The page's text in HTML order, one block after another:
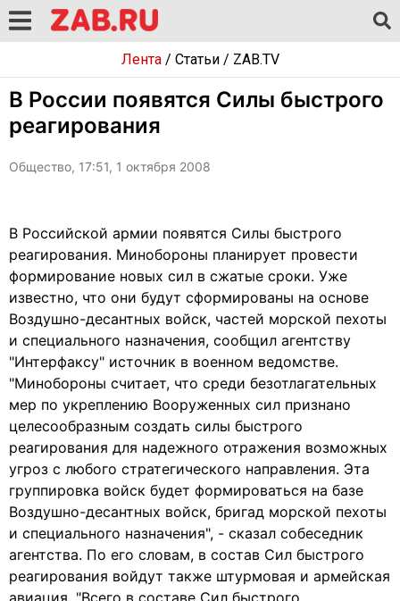
Лента/ Статьи/ ZAB.TV
В России появятся Силы быстрого
реагирования
Общество, 17:51, 1 октября 2008
В Российской армии появятся Силы быстрого
реагирования. Минобороны планирует провести
формирование новых сил в сжатые сроки. Уже
известно, что они будут сформированы на основе
Воздушно-десантных войск, частей морской пехоты
и специального назначения, сообщил агентству
"Интерфаксу" источник в военном ведомстве.
"Минобороны считает, что среди безотлагательных
мер по укреплению Вооруженных сил признано
целесообразным создать силы быстрого
реагирования для надежного отражения возможных
угроз с любого стратегического направления. Эта
группировка войск будет формироваться на базе
Воздушно-десантных войск, бригад морской пехоты
и специального назначения", - сказал собеседник
агентства. По его словам, в состав Сил быстрого
реагирования войдут также штурмовая и армейская
авиация. "Всего в составе Сил быстрого